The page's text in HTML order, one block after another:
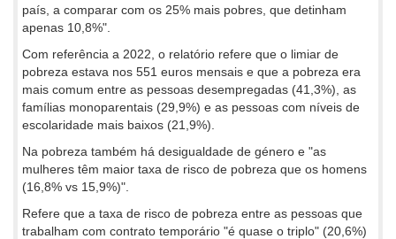
país, a comparar com os 25% mais pobres, que detinham
apenas 10,8%".
Com referência a 2022, o relatório refere que o limiar de
pobreza estava nos 551 euros mensais e que a pobreza era
mais comum entre as pessoas desempregadas (41,3%), as
famílias monoparentais (29,9%) e as pessoas com níveis de
escolaridade mais baixos (21,9%).
Na pobreza também há desigualdade de género e "as
mulheres têm maior taxa de risco de pobreza que os homens
(16,8% vs 15,9%)".
Refere que a taxa de risco de pobreza entre as pessoas que
trabalham com contrato temporário "é quase o triplo" (20,6%)